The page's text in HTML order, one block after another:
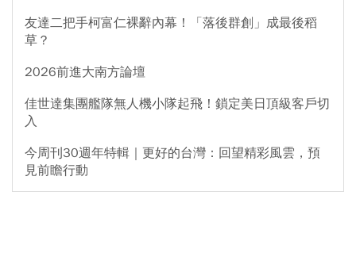
友達二把手柯富仁裸辭內幕！「落後群創」成最後稻
草？
2026前進大南方論壇
佳世達集團艦隊無人機小隊起飛！鎖定美日頂級客戶切
入
今周刊30週年特輯｜更好的台灣：回望精彩風雲，預
見前瞻行動